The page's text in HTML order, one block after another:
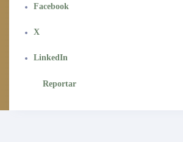
Facebook
X
LinkedIn
Reportar